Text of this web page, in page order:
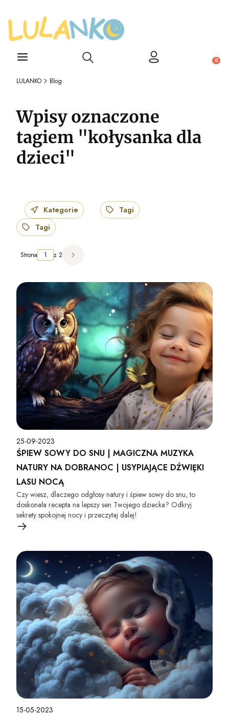
Otwórz wyszukiwarkę
LULANKO Blog
Wpisy oznaczone
tagiem "kołysanka dla
dzieci"
Kategorie
Tagi
Tagi
Strona z 2 Następne wpisy
25-09-2023
ŚPIEW SOWY DO SNU | MAGICZNA MUZYKA
NATURY NA DOBRANOC | USYPIAJĄCE DŹWIĘKI
LASU NOCĄ
Czy wiesz, dlaczego odgłosy natury i śpiew sowy do snu, to
doskonała recepta na lepszy sen Twojego dziecka? Odkryj
sekrety spokojnej nocy i przeczytaj dalej!
15-05-2023